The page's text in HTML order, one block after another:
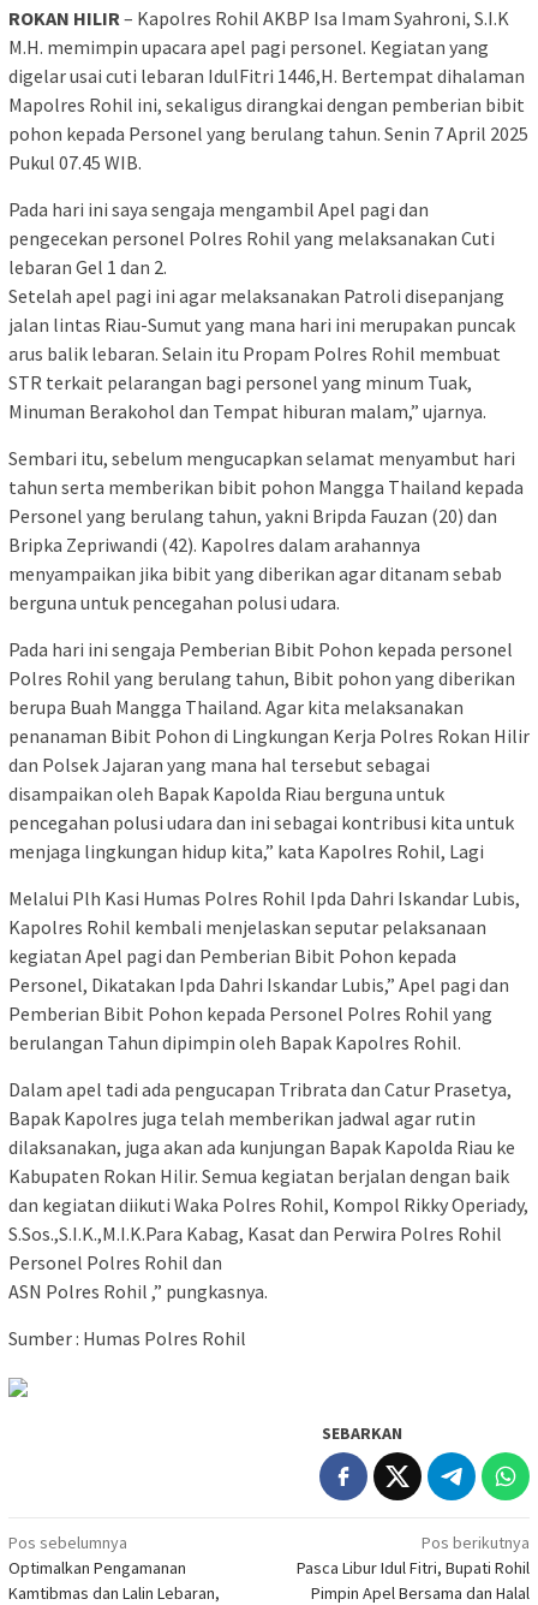
ROKAN HILIR – Kapolres Rohil AKBP Isa Imam Syahroni, S.I.K
M.H. memimpin upacara apel pagi personel. Kegiatan yang
digelar usai cuti lebaran IdulFitri 1446,H. Bertempat dihalaman
Mapolres Rohil ini, sekaligus dirangkai dengan pemberian bibit
pohon kepada Personel yang berulang tahun. Senin 7 April 2025
Pukul 07.45 WIB.
Pada hari ini saya sengaja mengambil Apel pagi dan
pengecekan personel Polres Rohil yang melaksanakan Cuti
lebaran Gel 1 dan 2.
Setelah apel pagi ini agar melaksanakan Patroli disepanjang
jalan lintas Riau-Sumut yang mana hari ini merupakan puncak
arus balik lebaran. Selain itu Propam Polres Rohil membuat
STR terkait pelarangan bagi personel yang minum Tuak,
Minuman Berakohol dan Tempat hiburan malam,” ujarnya.
Sembari itu, sebelum mengucapkan selamat menyambut hari
tahun serta memberikan bibit pohon Mangga Thailand kepada
Personel yang berulang tahun, yakni Bripda Fauzan (20) dan
Bripka Zepriwandi (42). Kapolres dalam arahannya
menyampaikan jika bibit yang diberikan agar ditanam sebab
berguna untuk pencegahan polusi udara.
Pada hari ini sengaja Pemberian Bibit Pohon kepada personel
Polres Rohil yang berulang tahun, Bibit pohon yang diberikan
berupa Buah Mangga Thailand. Agar kita melaksanakan
penanaman Bibit Pohon di Lingkungan Kerja Polres Rokan Hilir
dan Polsek Jajaran yang mana hal tersebut sebagai
disampaikan oleh Bapak Kapolda Riau berguna untuk
pencegahan polusi udara dan ini sebagai kontribusi kita untuk
menjaga lingkungan hidup kita,” kata Kapolres Rohil, Lagi
Melalui Plh Kasi Humas Polres Rohil Ipda Dahri Iskandar Lubis,
Kapolres Rohil kembali menjelaskan seputar pelaksanaan
kegiatan Apel pagi dan Pemberian Bibit Pohon kepada
Personel, Dikatakan Ipda Dahri Iskandar Lubis,” Apel pagi dan
Pemberian Bibit Pohon kepada Personel Polres Rohil yang
berulangan Tahun dipimpin oleh Bapak Kapolres Rohil.
Dalam apel tadi ada pengucapan Tribrata dan Catur Prasetya,
Bapak Kapolres juga telah memberikan jadwal agar rutin
dilaksanakan, juga akan ada kunjungan Bapak Kapolda Riau ke
Kabupaten Rokan Hilir. Semua kegiatan berjalan dengan baik
dan kegiatan diikuti Waka Polres Rohil, Kompol Rikky Operiady,
S.Sos.,S.I.K.,M.I.K.Para Kabag, Kasat dan Perwira Polres Rohil
Personel Polres Rohil dan
ASN Polres Rohil ,” pungkasnya.
Sumber : Humas Polres Rohil
SEBARKAN
Navigasi
pos
Pos sebelumnya
Optimalkan Pengamanan
Kamtibmas dan Lalin Lebaran,
Pos berikutnya
Pasca Libur Idul Fitri, Bupati Rohil
Pimpin Apel Bersama dan Halal